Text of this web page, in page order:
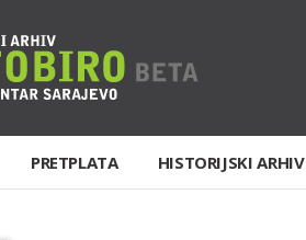
PRETPLATA HISTORIJSKI ARHIV